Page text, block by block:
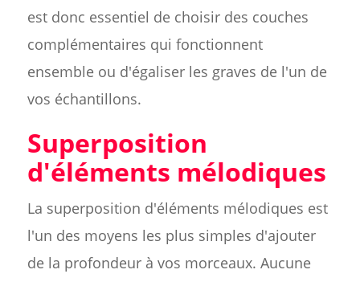
est donc essentiel de choisir des couches
complémentaires qui fonctionnent
ensemble ou d'égaliser les graves de l'un de
vos échantillons.
Superposition
d'éléments mélodiques
La superposition d'éléments mélodiques est
l'un des moyens les plus simples d'ajouter
de la profondeur à vos morceaux. Aucune